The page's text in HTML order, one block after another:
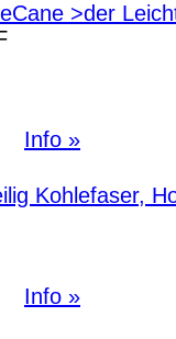
>der
Info »
Kohlefaser,
Info »